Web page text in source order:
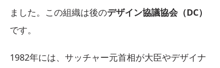
ました。この組織は後のデザイン協議協会（DC）
です。
1982年には、サッチャー元首相が大臣やデザイナ